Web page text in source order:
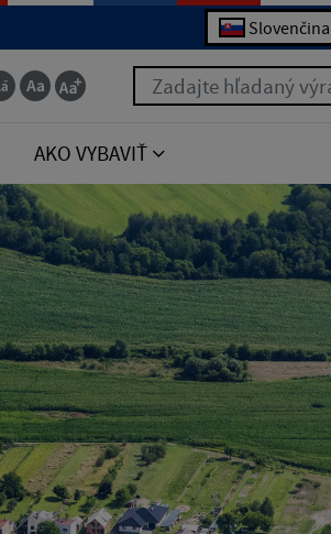
Slovenčina
Zadajte hľadaný výraz
AKO VYBAVIŤ